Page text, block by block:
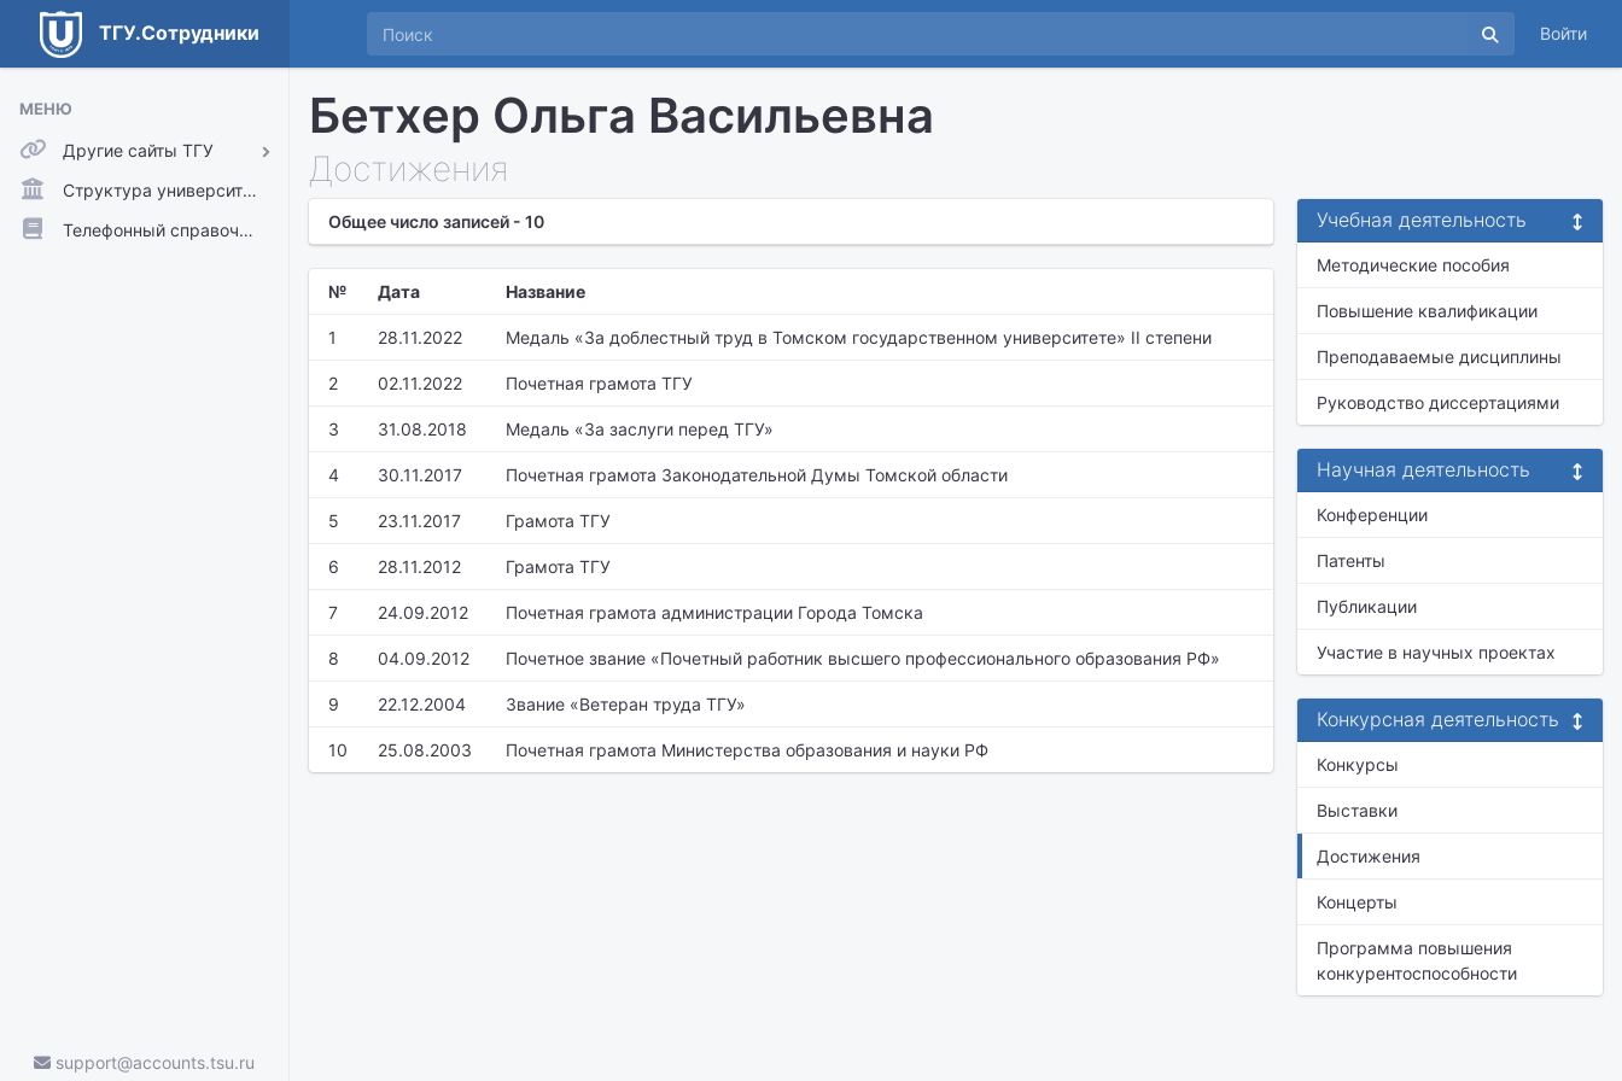
ТГУ.Сотрудники Войти
МЕНЮ
Другие сайты ТГУ
ТГУ.Аккаунты
ТГУ.Расписание
Структура университета
Телефонный справочник
support@accounts.tsu.ru
Бетхер Ольга Васильевна
Достижения
Общее число записей - 10
№ Дата Название
1 28.11.2022 Медаль «За доблестный труд в Томском государственном университете» II степени
2 02.11.2022 Почетная грамота ТГУ
3 31.08.2018 Медаль «За заслуги перед ТГУ»
4 30.11.2017 Почетная грамота Законодательной Думы Томской области
5 23.11.2017 Грамота ТГУ
6 28.11.2012 Грамота ТГУ
7 24.09.2012 Почетная грамота администрации Города Томска
8 04.09.2012 Почетное звание «Почетный работник высшего профессионального образования РФ»
9 22.12.2004 Звание «Ветеран труда ТГУ»
10 25.08.2003 Почетная грамота Министерства образования и науки РФ
Учебная деятельность
Методические пособия
Повышение квалификации
Преподаваемые дисциплины
Руководство диссертациями
Научная деятельность
Конференции
Патенты
Публикации
Участие в научных проектах
Конкурсная деятельность
Конкурсы
Выставки
Достижения
Концерты
Программа повышения
конкурентоспособности